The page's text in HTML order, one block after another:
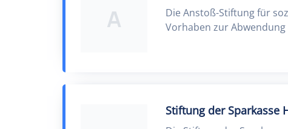
A
Die Anstoß-Stiftung für
Vorhaben zur
Stiftung der Sparkasse